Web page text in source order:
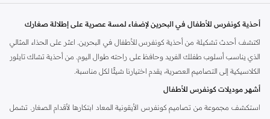
أحذية كونفرس للأطفال في البحرين لإضفاء لمسة عصرية على إطلالة صغارك
اكتشف أحدث تشكيلة من أحذية كونفرس للأطفال في البحرين. اعثر على الحذاء المثالي
الذي يناسب أسلوب طفلك الفريد وحافظ على راحته طوال اليوم. من أحذية تشاك تايلور
الكلاسيكية إلى التصاميم العصرية، يقدم اختيارنا شيئًا لكل مناسبة.
أشهر موديلات كونفرس للأطفال
استكشف مجموعة من تصاميم كونفرس الأيقونية المعاد ابتكارها لأقدام الصغار. تشمل